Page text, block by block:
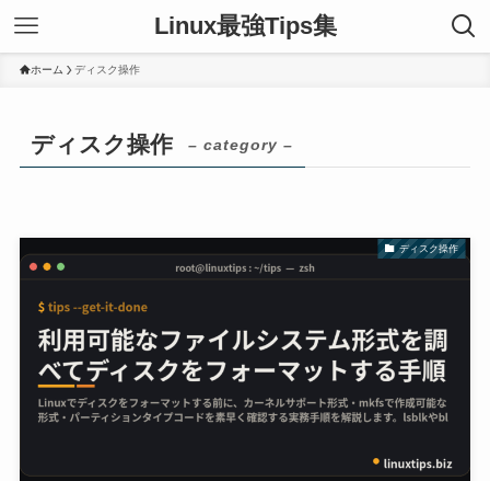
Linux最強Tips集
ホーム ディスク操作
ディスク操作 – category –
ディスク操作